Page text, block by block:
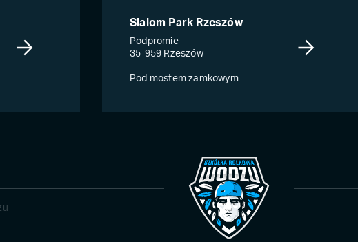
Slalom Park Rzeszów
Podpromie
35-959 Rzeszów
Pod mostem zamkowym